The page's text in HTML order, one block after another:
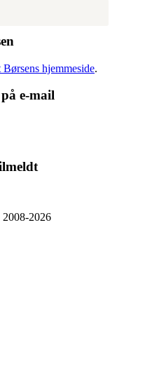
hjemmeside.
e-mail
2026